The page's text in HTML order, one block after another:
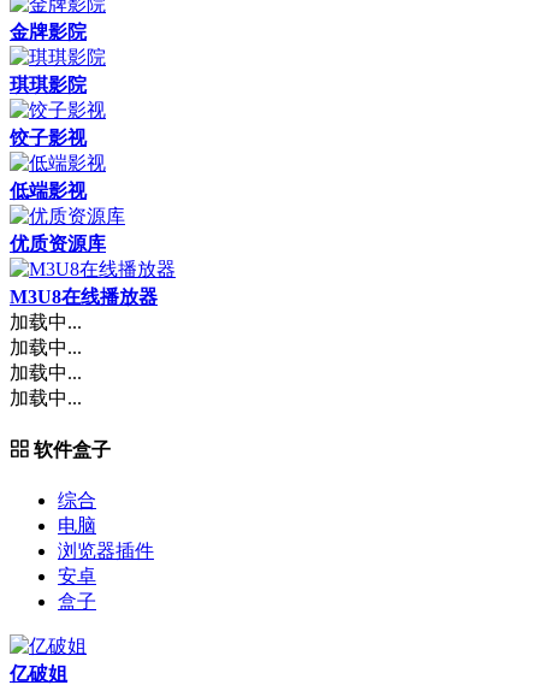
金牌影院
琪琪影院
饺子影视
低端影视
优质资源库
M3U8在线播放器
加载中...
加载中...
加载中...
加载中...
软件盒子
综合
电脑
浏览器插件
安卓
盒子
亿破姐